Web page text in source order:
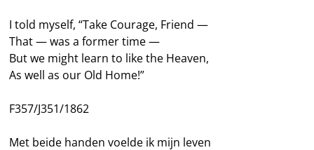
I told myself, “Take Courage, Friend —
That — was a former time —
But we might learn to like the Heaven,
As well as our Old Home!”
F357/J351/1862
Met beide handen voelde ik mijn leven